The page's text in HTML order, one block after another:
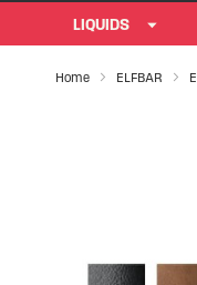
LIQUIDS
Home ELFBAR
images